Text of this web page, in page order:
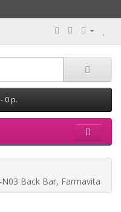
0 р.
Back Bar, Farmavita